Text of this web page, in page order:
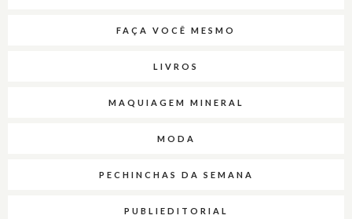
FAÇA VOCÊ MESMO
LIVROS
MAQUIAGEM MINERAL
MODA
PECHINCHAS DA SEMANA
PUBLIEDITORIAL